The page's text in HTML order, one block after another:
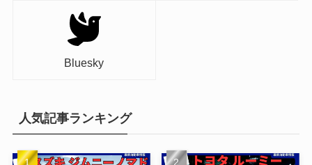
Bluesky
人気記事ランキング